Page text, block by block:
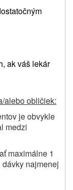
ak váš lekár
alebo obličiek:
je obvykle
medzi
maximálne 1
najmenej